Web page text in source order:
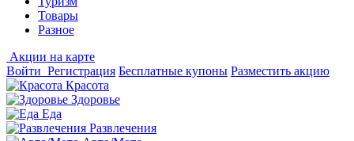
Товары
Разное
Акции на карте
Войти Регистрация Бесплатные купоны Разместить акцию
Красота
Здоровье
Еда
Развлечения